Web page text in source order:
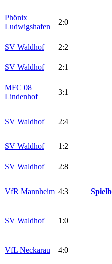
Phönix
Ludwigshafen
2:0
SV Waldhof 2:2
SV Waldhof 2:1
MFC 08
Lindenhof
3:1
SV Waldhof 2:4
SV Waldhof 1:2
SV Waldhof 2:8
VfR Mannheim 4:3
SV Waldhof 1:0
VfL Neckarau 4:0